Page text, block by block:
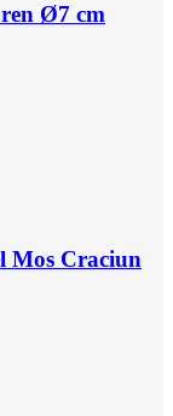
Ø7 cm
Mos Craciun